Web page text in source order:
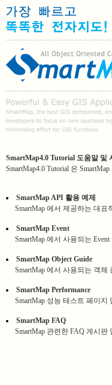
SmartMap4.0 Tutorial 도움말 및
SmartMap4.0 Tutorial 은
SmartMap API 활용 예제
SmartMap 에서 제공하는 대
SmartMap Event
SmartMap 에서 사용되는
SmartMap Object Guide
SmartMap 에서 사용되는 객체
SmartMap Performance
SmartMap 성능 테스트 페이지
SmartMap FAQ
SmartMap 관련한 FAQ 게시판